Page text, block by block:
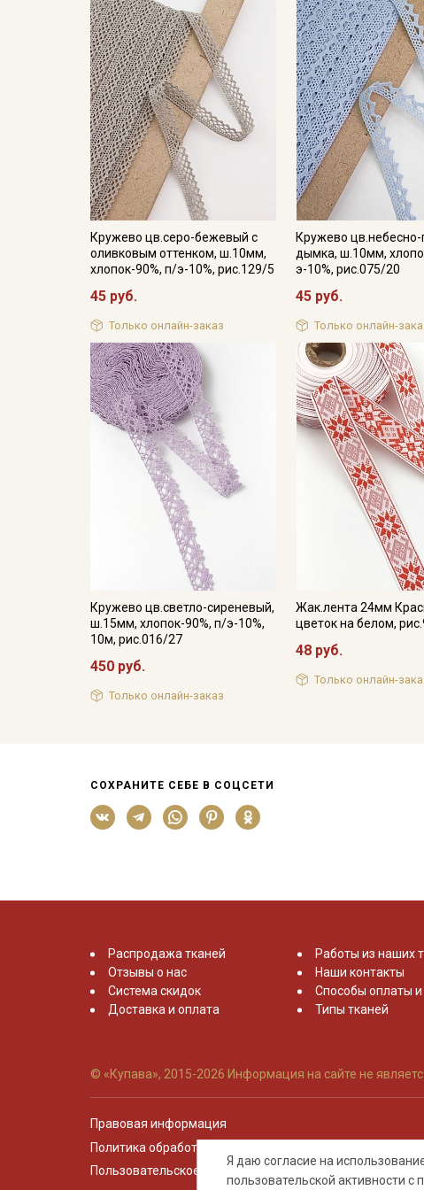
Кружево цв.серо-бежевый с
оливковым оттенком, ш.10мм,
хлопок-90%, п/э-10%, рис.129/5
45 руб.
Только онлайн-заказ
Кружево цв.небесно-
дымка, ш.10мм,
э-10%, рис.075/20
45 руб.
Только онлайн-
Кружево цв.светло-сиреневый,
ш.15мм, хлопок-90%, п/э-10%,
10м, рис.016/27
450 руб.
Только онлайн-заказ
Жак.лента 24мм
цветок на белом,
48 руб.
Только онлайн-
СОХРАНИТЕ СЕБЕ В СОЦСЕТИ
Я даю согласие на
пользовательской активности
Распродажа тканей
Отзывы о нас
Система скидок
Доставка и оплата
Работы из наших
Наши контакты
Способы оплаты и
Типы тканей
© «Купава», 2015-2026 Информация на сайте не
Правовая информация
Политика обработки персональных данных
Пользовательское соглашение